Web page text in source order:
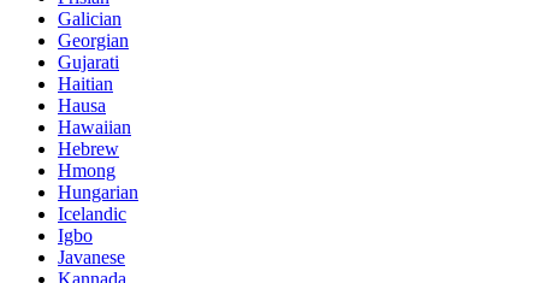
Galician
Georgian
Gujarati
Haitian
Hausa
Hawaiian
Hebrew
Hmong
Hungarian
Icelandic
Igbo
Javanese
Kannada